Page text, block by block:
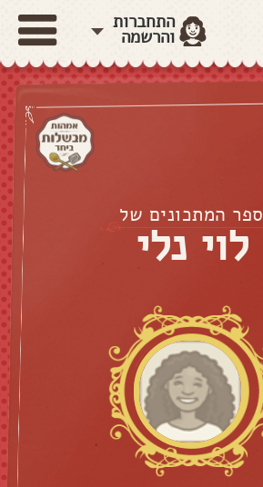
התחברות
והרשמה
ספר המתכונים של
לוי נלי